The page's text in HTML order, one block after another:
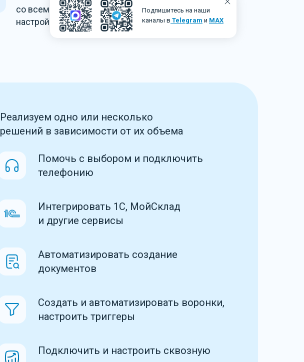
Подпишитесь на наши
каналы в Telegram и MAX
со всеми задачами по вашей CRM и инструкции по
настройке
Помочь с выбором и подключить
телефонию
Интегрировать 1C, МойСклад
и другие сервисы
Автоматизировать создание
документов
Создать и автоматизировать воронки,
настроить триггеры
Подключить и настроить сквозную
Реализуем одно или несколько
решений в зависимости от их объема